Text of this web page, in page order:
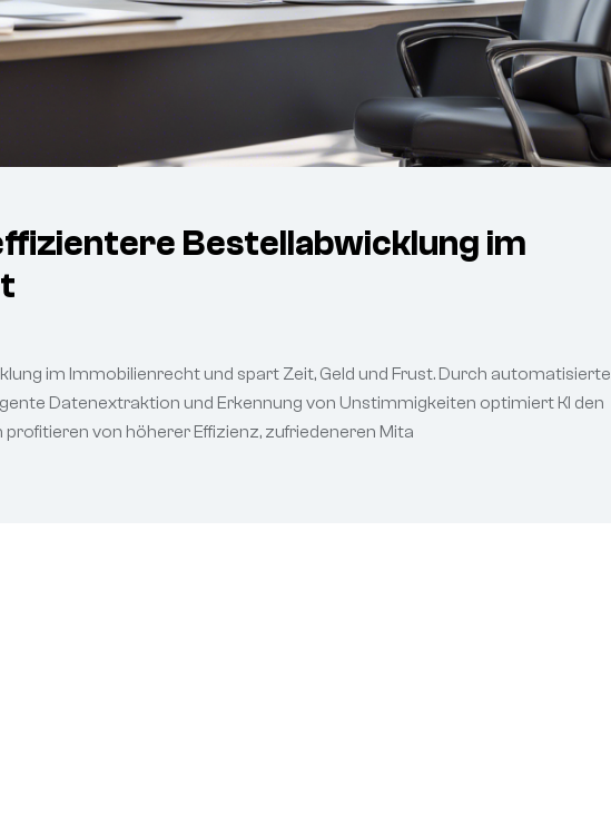
Bestellabwicklung im
im Immobilienrecht und spart Zeit, Geld und Frust. Durch automatisierte
Datenextraktion und Erkennung von Unstimmigkeiten optimiert KI den
von höherer Effizienz, zufriedeneren Mita